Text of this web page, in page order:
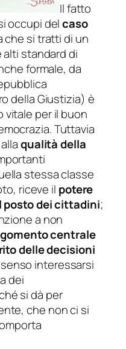
Il fatto
occupi delcaso
che si tratti di un
alti standard di
formale, da
della Giustizia) è
vitale per il buon
Tuttavia
qualità della
stessa classe
riceve il potere
posto dei cittadini;
a non
centrale
delle decisioni
senso interessarsi
dei
si dà per
che non ci si